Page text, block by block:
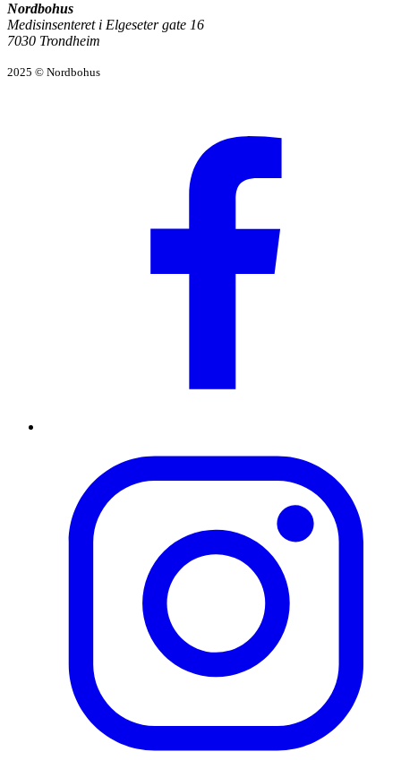
Nordbohus
Medisinsenteret i Elgeseter gate 16
7030 Trondheim
2025 © Nordbohus